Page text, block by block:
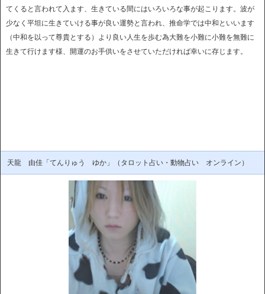
てくると言われて入ます、生きている間にはいろいろな事が起こります。波が
少なく平坦に生きていける事が良い運勢と言われ、推命学では中和といいます
（中和を以って尊貴とする）より良い人生を歩む為大難を小難に小難を無難に
生きて行けます様、開運のお手供いをさせていただければ幸いに存じます。
天龍 由佳「てんりゅう ゆか」（タロット占い・動物占い オンライン）